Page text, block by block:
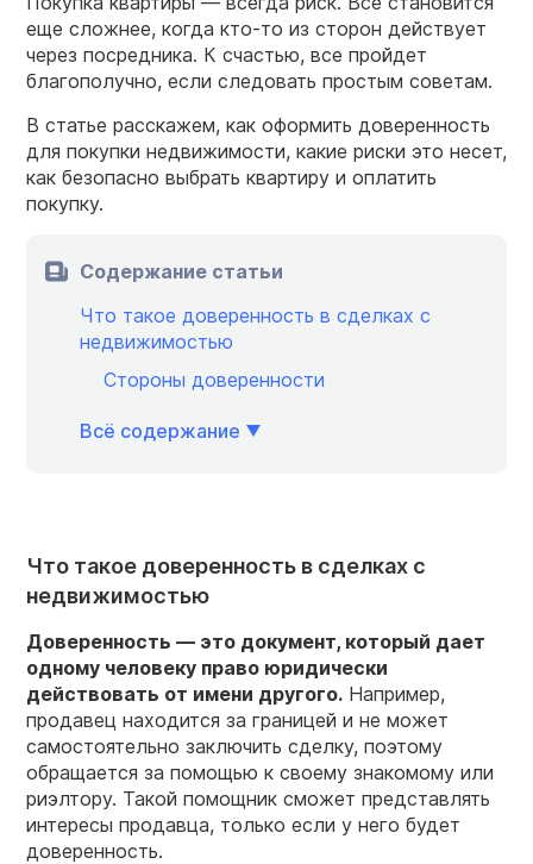
еще сложнее, когда кто-то из сторон действует
через посредника. К счастью, все пройдет
благополучно, если следовать простым советам.
В статье расскажем, как оформить доверенность
для покупки недвижимости, какие риски это несет,
как безопасно выбрать квартиру и оплатить
покупку.
Содержание статьи
Что такое доверенность в сделках с
недвижимостью
Стороны доверенности
Всё содержание
Что такое доверенность в сделках с
недвижимостью
Доверенность — это документ, который дает
одному человеку право юридически
действовать от имени другого. Например,
продавец находится за границей и не может
самостоятельно заключить сделку, поэтому
обращается за помощью к своему знакомому или
риэлтору. Такой помощник сможет представлять
интересы продавца, только если у него будет
доверенность.